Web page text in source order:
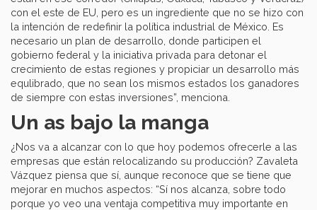
con el este de EU, pero es un ingrediente que no se hizo con
la intención de redefinir la política industrial de México. Es
necesario un plan de desarrollo, donde participen el
gobierno federal y la iniciativa privada para detonar el
crecimiento de estas regiones y propiciar un desarrollo más
equlibrado, que no sean los mismos estados los ganadores
de siempre con estas inversiones”, menciona.
Un as bajo la manga
¿Nos va a alcanzar con lo que hoy podemos ofrecerle a las
empresas que están relocalizando su producción? Zavaleta
Vázquez piensa que sí, aunque reconoce que se tiene que
mejorar en muchos aspectos: “Sí nos alcanza, sobre todo
porque yo veo una ventaja competitiva muy importante en